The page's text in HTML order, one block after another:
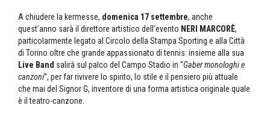
A chiudere la kermesse, domenica 17 settembre, anche
quest’anno sarà il direttore artistico dell’evento NERI MARCORÈ,
particolarmente legato al Circolo della Stampa Sporting e alla Città
di Torino oltre che grande appassionato di tennis: insieme alla sua
Live Band salirà sul palco del Campo Stadio in “Gaber monologhi e
canzoni”, per far rivivere lo spirito, lo stile e il pensiero più attuale
che mai del Signor G, inventore di una forma artistica originale quale
è il teatro-canzone.